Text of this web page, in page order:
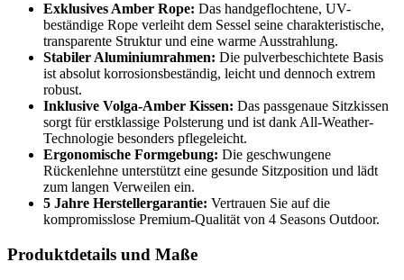
Exklusives Amber Rope: Das handgeflochtene, UV-
beständige Rope verleiht dem Sessel seine charakteristische,
transparente Struktur und eine warme Ausstrahlung.
Stabiler Aluminiumrahmen: Die pulverbeschichtete Basis
ist absolut korrosionsbeständig, leicht und dennoch extrem
robust.
Inklusive Volga-Amber Kissen: Das passgenaue Sitzkissen
sorgt für erstklassige Polsterung und ist dank All-Weather-
Technologie besonders pflegeleicht.
Ergonomische Formgebung: Die geschwungene
Rückenlehne unterstützt eine gesunde Sitzposition und lädt
zum langen Verweilen ein.
5 Jahre Herstellergarantie: Vertrauen Sie auf die
kompromisslose Premium-Qualität von 4 Seasons Outdoor.
Produktdetails und Maße